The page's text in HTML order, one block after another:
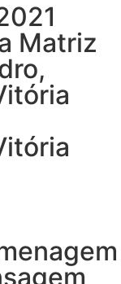
Matriz